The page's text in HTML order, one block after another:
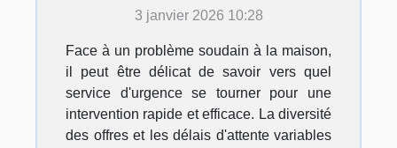
domestiques ?
3 janvier 2026 10:28
Face à un problème soudain à la maison,
il peut être délicat de savoir vers quel
service d'urgence se tourner pour une
intervention rapide et efficace. La diversité
des offres et les délais d'attente variables